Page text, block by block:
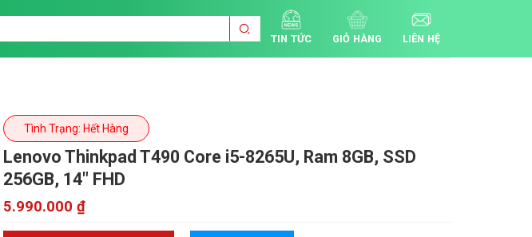
TIN TỨC GIỎ HÀNG LIÊN HỆ
Tình Trạng: Hết Hàng
Lenovo Thinkpad T490 Core i5-8265U, Ram 8GB, SSD
256GB, 14" FHD
5.990.000 ₫